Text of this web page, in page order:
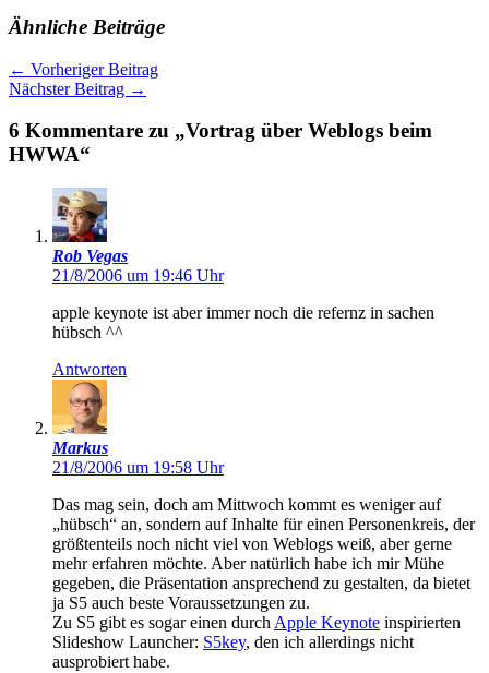
Ähnliche Beiträge
← Vorheriger Beitrag
Nächster Beitrag →
6 Kommentare zu „Vortrag über Weblogs beim
HWWA“
Rob Vegas
21/8/2006 um 19:46 Uhr
apple keynote ist aber immer noch die refernz in sachen
hübsch ^^
Antworten
Markus
21/8/2006 um 19:58 Uhr
Das mag sein, doch am Mittwoch kommt es weniger auf
„hübsch“ an, sondern auf Inhalte für einen Personenkreis, der
größtenteils noch nicht viel von Weblogs weiß, aber gerne
mehr erfahren möchte. Aber natürlich habe ich mir Mühe
gegeben, die Präsentation ansprechend zu gestalten, da bietet
ja S5 auch beste Voraussetzungen zu.
Zu S5 gibt es sogar einen durch Apple Keynote inspirierten
Slideshow Launcher: S5key, den ich allerdings nicht
ausprobiert habe.